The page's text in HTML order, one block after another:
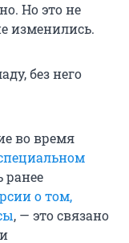
Но это не
изменились.
без него
во время
ранее
о том,
, — это связано